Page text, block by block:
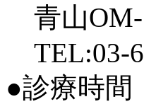
青山
TEL:03-
●診療時間